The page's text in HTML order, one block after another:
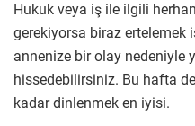
Hukuk veya iş ile ilgili
gerekiyorsa biraz ertelemek
annenize bir olay nedeniyle
hissedebilirsiniz. Bu hafta
kadar dinlenmek en iyisi.